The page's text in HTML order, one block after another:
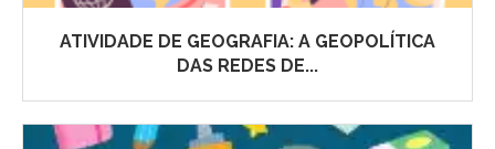
ATIVIDADE DE GEOGRAFIA: A GEOPOLÍTICA
DAS REDES DE...